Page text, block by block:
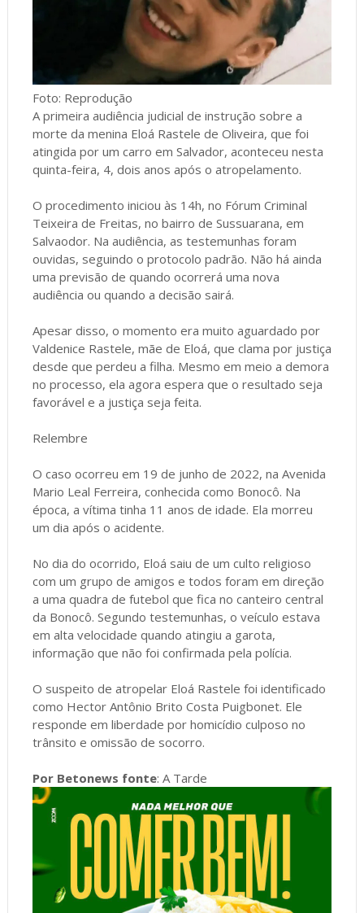
Foto: Reprodução
A primeira audiência judicial de instrução sobre a
morte da menina Eloá Rastele de Oliveira, que foi
atingida por um carro em Salvador, aconteceu nesta
quinta-feira, 4, dois anos após o atropelamento.
O procedimento iniciou às 14h, no Fórum Criminal
Teixeira de Freitas, no bairro de Sussuarana, em
Salvaodor. Na audiência, as testemunhas foram
ouvidas, seguindo o protocolo padrão. Não há ainda
uma previsão de quando ocorrerá uma nova
audiência ou quando a decisão sairá.
Apesar disso, o momento era muito aguardado por
Valdenice Rastele, mãe de Eloá, que clama por justiça
desde que perdeu a filha. Mesmo em meio a demora
no processo, ela agora espera que o resultado seja
favorável e a justiça seja feita.
Relembre
O caso ocorreu em 19 de junho de 2022, na Avenida
Mario Leal Ferreira, conhecida como Bonocô. Na
época, a vítima tinha 11 anos de idade. Ela morreu
um dia após o acidente.
No dia do ocorrido, Eloá saiu de um culto religioso
com um grupo de amigos e todos foram em direção
a uma quadra de futebol que fica no canteiro central
da Bonocô. Segundo testemunhas, o veículo estava
em alta velocidade quando atingiu a garota,
informação que não foi confirmada pela polícia.
O suspeito de atropelar Eloá Rastele foi identificado
como Hector Antônio Brito Costa Puigbonet. Ele
responde em liberdade por homicídio culposo no
trânsito e omissão de socorro.
Por Betonews fonte: A Tarde